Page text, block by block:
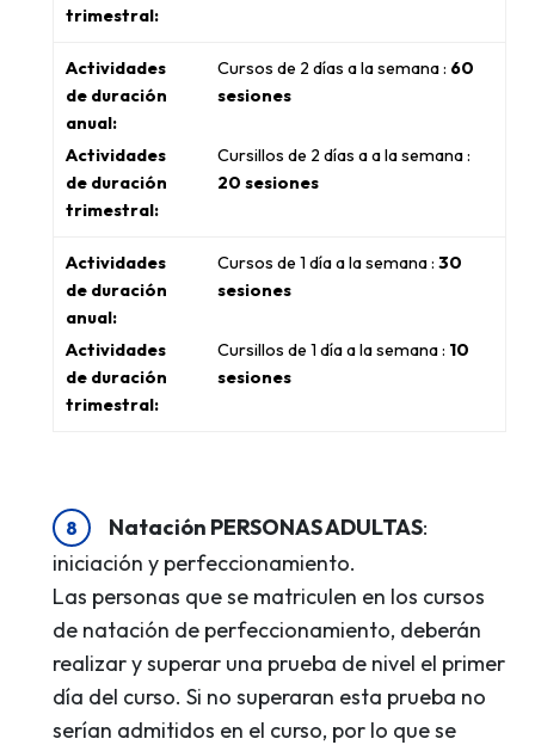
Cursos de 2 días a la semana : 60
sesiones
Cursillos de 2 días a a la semana :
20 sesiones
Cursos de 1 día a la semana :30
sesiones
Cursillos de 1 día a la semana : 10
sesiones
Natación PERSONAS ADULTAS:
iniciación y perfeccionamiento.
Las personas que se matriculen en los cursos
de natación de perfeccionamiento, deberán
realizar y superar una prueba de nivel el primer
día del curso. Si no superaran esta prueba no
serían admitidos en el curso, por lo que se